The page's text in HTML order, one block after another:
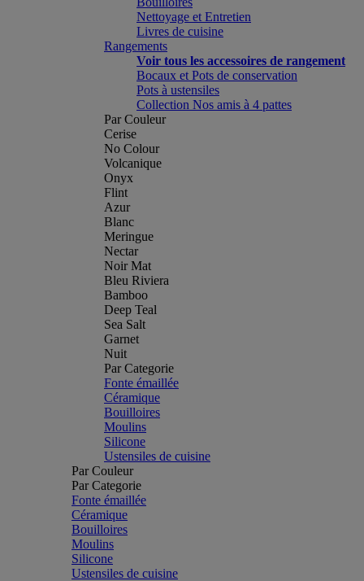
Nettoyage et Entretien
Livres de cuisine
Rangements
Voir tous les accessoires de rangement
Bocaux et Pots de conservation
Pots à ustensiles
Collection Nos amis à 4 pattes
Par Couleur
Cerise
No Colour
Volcanique
Onyx
Flint
Azur
Blanc
Meringue
Nectar
Noir Mat
Bleu Riviera
Bamboo
Deep Teal
Sea Salt
Garnet
Nuit
Par Categorie
Fonte émaillée
Céramique
Bouilloires
Moulins
Silicone
Ustensiles de cuisine
Par Couleur
Par Categorie
Fonte émaillée
Céramique
Bouilloires
Moulins
Silicone
Ustensiles de cuisine